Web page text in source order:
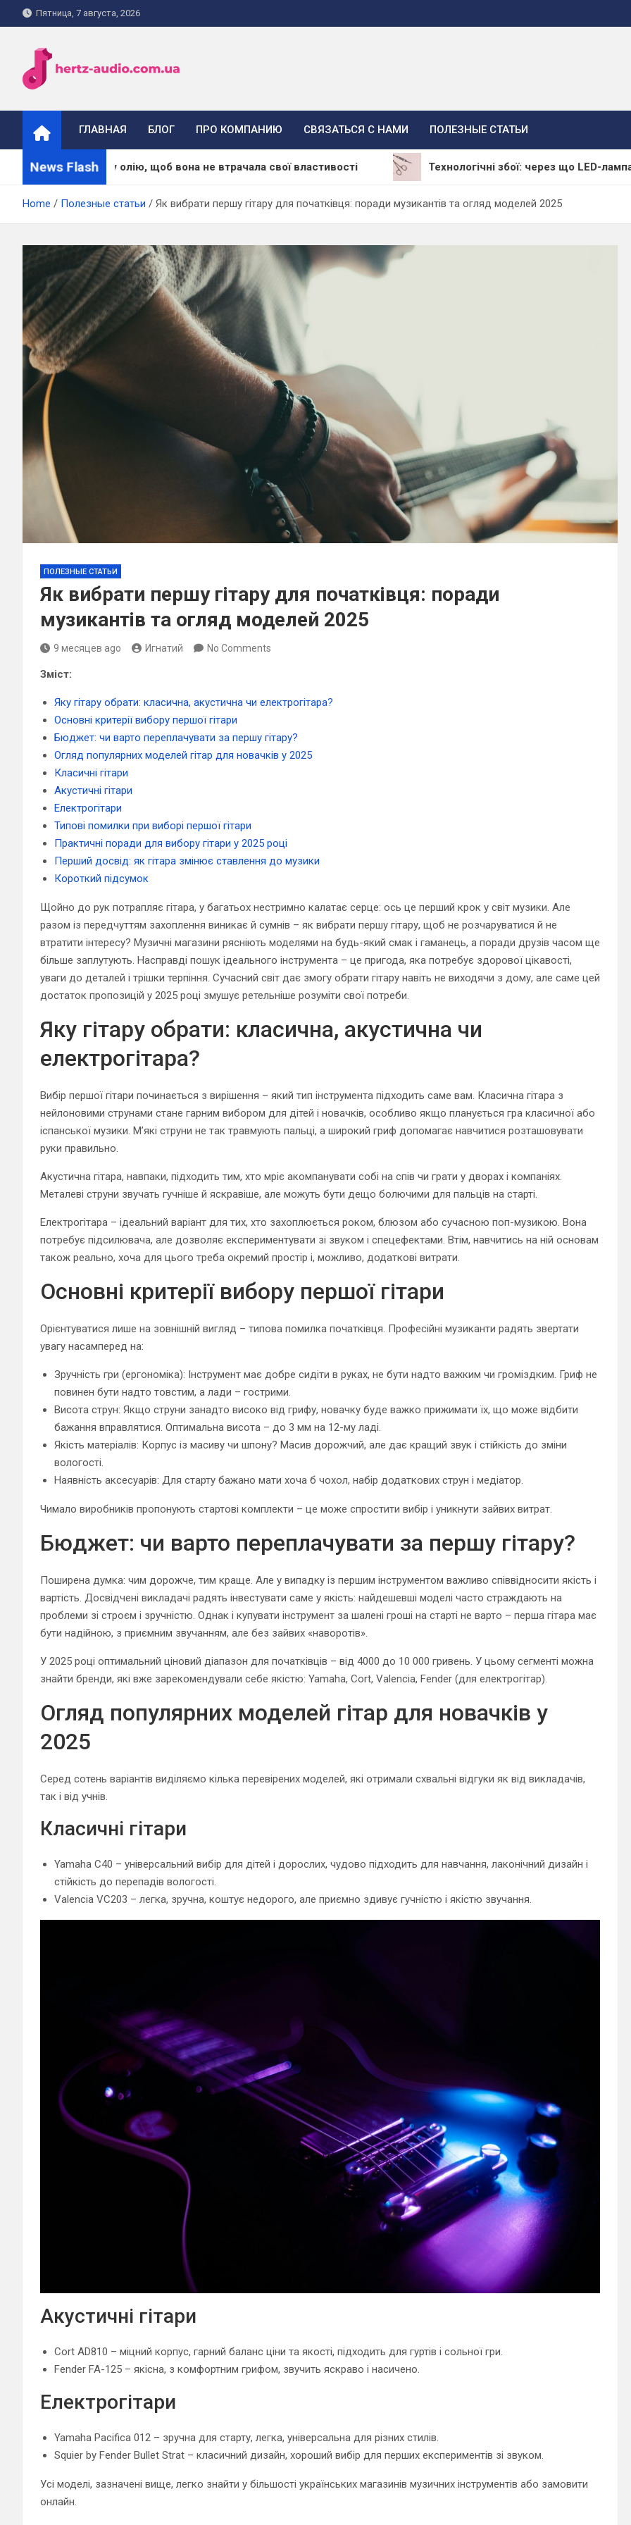
to
Пятница, 7 августа, 2026
hertz-audio.com.ua
ГЛАВНАЯ БЛОГ ПРО КОМПАНИЮ СВЯЗАТЬСЯ С НАМИ ПОЛЕЗНЫЕ СТАТЬИ
News Flash
масажну олію, щоб вона не втрачала свої властивості Технологічні збої: через що LED-лампа
Home Полезные статьи Як вибрати першу гітару для початківця: поради музикантів та огляд моделей 2025
ПОЛЕЗНЫЕ СТАТЬИ
Як вибрати першу гітару для початківця: поради
музикантів та огляд моделей 2025
9 месяцев ago Игнатий No Comments
Зміст:
Яку гітару обрати: класична, акустична чи електрогітара?
Основні критерії вибору першої гітари
Бюджет: чи варто переплачувати за першу гітару?
Огляд популярних моделей гітар для новачків у 2025
Класичні гітари
Акустичні гітари
Електрогітари
Типові помилки при виборі першої гітари
Практичні поради для вибору гітари у 2025 році
Перший досвід: як гітара змінює ставлення до музики
Короткий підсумок
Щойно до рук потрапляє гітара, у багатьох нестримно калатає серце: ось це перший крок у світ музики. Але
разом із передчуттям захоплення виникає й сумнів – як вибрати першу гітару, щоб не розчаруватися й не
втратити інтересу? Музичні магазини рясніють моделями на будь-який смак і гаманець, а поради друзів часом ще
більше заплутують. Насправді пошук ідеального інструмента – це пригода, яка потребує здорової цікавості,
уваги до деталей і трішки терпіння. Сучасний світ дає змогу обрати гітару навіть не виходячи з дому, але саме цей
достаток пропозицій у 2025 році змушує ретельніше розуміти свої потреби.
Яку гітару обрати: класична, акустична чи
електрогітара?
Вибір першої гітари починається з вирішення – який тип інструмента підходить саме вам. Класична гітара з
нейлоновими струнами стане гарним вибором для дітей і новачків, особливо якщо планується гра класичної або
іспанської музики. М’які струни не так травмують пальці, а широкий гриф допомагає навчитися розташовувати
руки правильно.
Акустична гітара, навпаки, підходить тим, хто мріє акомпанувати собі на спів чи грати у дворах і компаніях.
Металеві струни звучать гучніше й яскравіше, але можуть бути дещо болючими для пальців на старті.
Електрогітара – ідеальний варіант для тих, хто захоплюється роком, блюзом або сучасною поп-музикою. Вона
потребує підсилювача, але дозволяє експериментувати зі звуком і спецефектами. Втім, навчитись на ній основам
також реально, хоча для цього треба окремий простір і, можливо, додаткові витрати.
Основні критерії вибору першої гітари
Орієнтуватися лише на зовнішній вигляд – типова помилка початківця. Професійні музиканти радять звертати
увагу насамперед на:
Зручність гри (ергономіка): Інструмент має добре сидіти в руках, не бути надто важким чи громіздким. Гриф не
повинен бути надто товстим, а лади – гострими.
Висота струн: Якщо струни занадто високо від грифу, новачку буде важко прижимати їх, що може відбити
бажання вправлятися. Оптимальна висота – до 3 мм на 12-му ладі.
Якість матеріалів: Корпус із масиву чи шпону? Масив дорожчий, але дає кращий звук і стійкість до зміни
вологості.
Наявність аксесуарів: Для старту бажано мати хоча б чохол, набір додаткових струн і медіатор.
Чимало виробників пропонують стартові комплекти – це може спростити вибір і уникнути зайвих витрат.
Бюджет: чи варто переплачувати за першу гітару?
Поширена думка: чим дорожче, тим краще. Але у випадку із першим інструментом важливо співвідносити якість і
вартість. Досвідчені викладачі радять інвестувати саме у якість: найдешевші моделі часто страждають на
проблеми зі строєм і зручністю. Однак і купувати інструмент за шалені гроші на старті не варто – перша гітара має
бути надійною, з приємним звучанням, але без зайвих «наворотів».
У 2025 році оптимальний ціновий діапазон для початківців – від 4000 до 10 000 гривень. У цьому сегменті можна
знайти бренди, які вже зарекомендували себе якістю: Yamaha, Cort, Valencia, Fender (для електрогітар).
Огляд популярних моделей гітар для новачків у
2025
Серед сотень варіантів виділяємо кілька перевірених моделей, які отримали схвальні відгуки як від викладачів,
так і від учнів.
Класичні гітари
Yamaha C40 – універсальний вибір для дітей і дорослих, чудово підходить для навчання, лаконічний дизайн і
стійкість до перепадів вологості.
Valencia VC203 – легка, зручна, коштує недорого, але приємно здивує гучністю і якістю звучання.
Акустичні гітари
Cort AD810 – міцний корпус, гарний баланс ціни та якості, підходить для гуртів і сольної гри.
Fender FA-125 – якісна, з комфортним грифом, звучить яскраво і насичено.
Електрогітари
Yamaha Pacifica 012 – зручна для старту, легка, універсальна для різних стилів.
Squier by Fender Bullet Strat – класичний дизайн, хороший вибір для перших експериментів зі звуком.
Усі моделі, зазначені вище, легко знайти у більшості українських магазинів музичних інструментів або замовити
онлайн.